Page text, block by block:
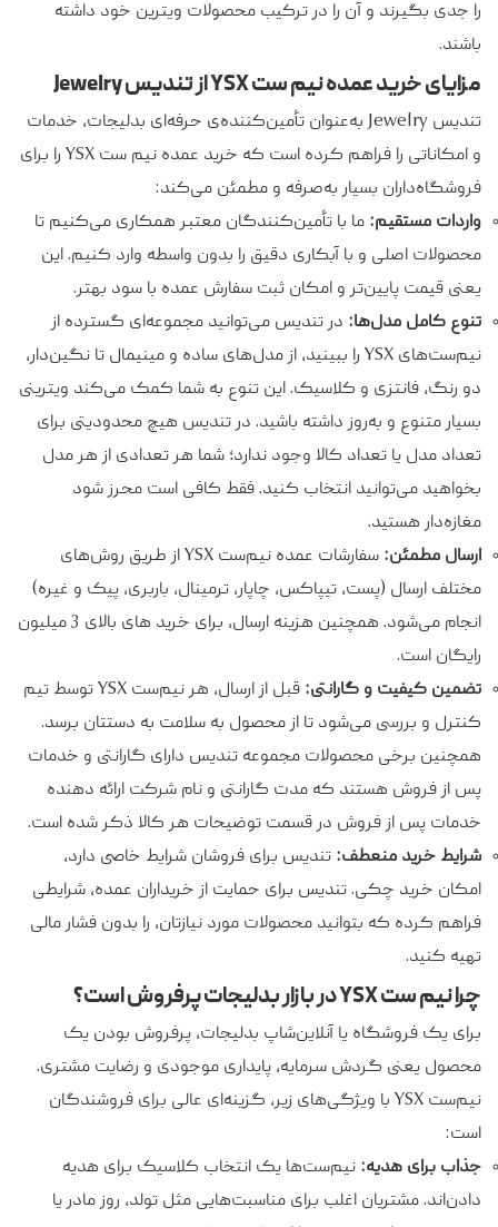
را جدی بگیرند و آن را در ترکیب محصولات ویترین خود داشته
باشند.
مزایای خرید عمده نیم ست YSX از تندیس Jewelry
تندیس Jewelry به‌عنوان تأمین‌کننده‌ی حرفه‌ای بدلیجات، خدمات
و امکاناتی را فراهم کرده است که خرید عمده نیم ست YSX را برای
فروشگاه‌داران بسیار به‌صرفه و مطمئن می‌کند:
واردات مستقیم: ما با تأمین‌کنندگان معتبر همکاری می‌کنیم تا
محصولات اصلی و با آبکاری دقیق را بدون واسطه وارد کنیم. این
یعنی قیمت پایین‌تر و امکان ثبت سفارش عمده با سود بهتر.
تنوع کامل مدل‌ها: در تندیس می‌توانید مجموعه‌ای گسترده از
نیم‌ست‌های YSX را ببینید، از مدل‌های ساده و مینیمال تا نگین‌دار،
دو رنگ، فانتزی و کلاسیک. این تنوع به شما کمک می‌کند ویترینی
بسیار متنوع و به‌روز داشته باشید. در تندیس هیچ محدودیتی برای
تعداد مدل یا تعداد کالا وجود ندارد؛ شما هر تعدادی از هر مدل
بخواهید می‌توانید انتخاب کنید. فقط کافی است محرز شود
مغازه‌دار هستید.
ارسال مطمئن:
سفارشات عمده نیم‌ست YSX از طریق روش‌های
مختلف ارسال (پست، تیپاکس، چاپار، ترمینال، باربری، پیک و غیره)
انجام می‌شود. همچنین هزینه ارسال، برای خرید های بالای 3 میلیون
رایگان است.
تضمین کیفیت و گارانتی:
قبل از ارسال، هر نیم‌ست YSX توسط تیم
کنترل و بررسی می‌شود تا از محصول به سلامت به دستتان برسد.
همچنین برخی محصولات مجموعه تندیس دارای گارانتی و خدمات
پس از فروش هستند که مدت گارانتی و نام شرکت ارائه دهنده
خدمات پس از فروش در قسمت توضیحات هر کالا ذکر شده است.
شرایط خرید منعطف: تندیس برای فروشان شرایط خاصی دارد،
امکان خرید چکی. تندیس برای حمایت از خریداران عمده، شرایطی
فراهم کرده که بتوانید محصولات مورد نیازتان، را بدون فشار مالی
تهیه کنید.
چرا نیم ست YSX در بازار بدلیجات پرفروش است؟
برای یک فروشگاه یا آنلاین‌شاپ بدلیجات، پرفروش بودن یک
محصول یعنی گردش سرمایه، پایداری موجودی و رضایت مشتری.
نیم‌ست YSX با ویژگی‌های زیر، گزینه‌ای عالی برای فروشندگان
است:
جذاب برای هدیه: نیم‌ست‌ها یک انتخاب کلاسیک برای هدیه
دادن‌اند. مشتریان اغلب برای مناسبت‌هایی مثل تولد، روز مادر یا